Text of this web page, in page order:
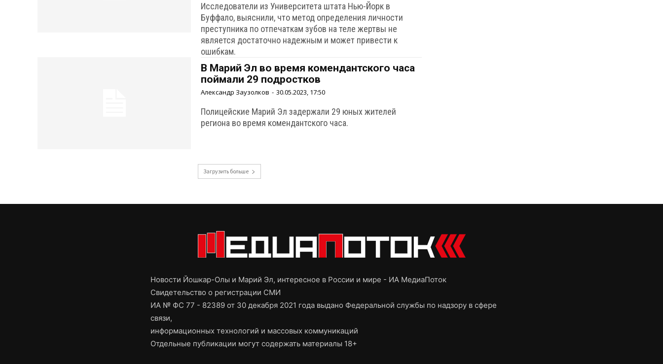
Исследователи из Университета штата Нью-Йорк в
Буффало, выяснили, что метод определения личности
преступника по отпечаткам зубов на теле жертвы не
является достаточно надежным и может привести к
ошибкам.
В Марий Эл во время комендантского часа
поймали 29 подростков
Александр Заузолков - 30.05.2023, 17:50
Полицейские Марий Эл задержали 29 юных жителей
региона во время комендантского часа.
Загрузить больше
Новости Йошкар-Олы и Марий Эл, интересное в России и мире - ИА МедиаПоток
Свидетельство о регистрации СМИ
ИА № ФС 77 - 82389 от 30 декабря 2021 года выдано Федеральной службы по надзору в сфере
связи,
информационных технологий и массовых коммуникаций
Отдельные публикации могут содержать материалы 18+